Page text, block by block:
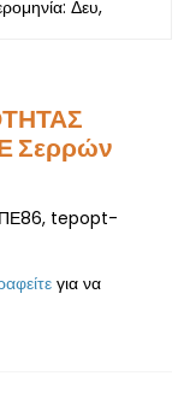
Δευ,
Σερρών
ΠΕ86, tepopt-
για να